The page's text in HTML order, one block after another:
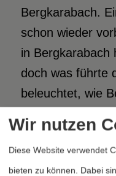
Bergkarabach.
schon wieder
in Bergkarabach
doch was führte
beleuchtet, wie
von der EU, von
Weiterlesen
Wir nutzen
Diese Website verwendet
bieten zu können. Dabei